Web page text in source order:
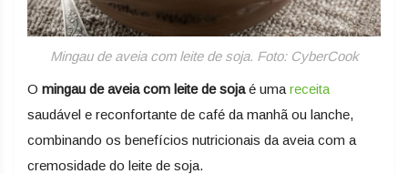
Mingau de aveia com leite de soja. Foto: CyberCook
O mingau de aveia com leite de sojaé uma receita
saudável e reconfortante de café da manhã ou lanche,
combinando os benefícios nutricionais da aveia com a
cremosidade do leite de soja.